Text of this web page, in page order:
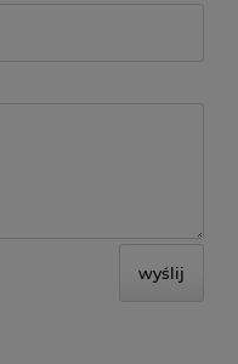
wyślij